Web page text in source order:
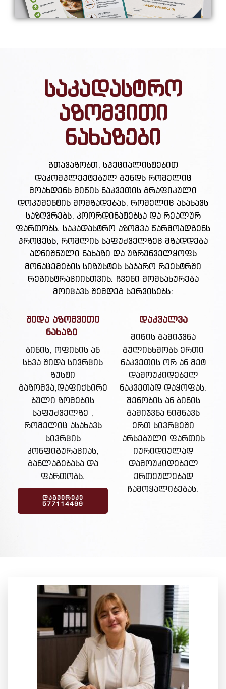
საკადასტრო
აზომვითი
ნახაზები
გთავაზობთ, სპეციალისტებით
დაკომპლექტებულ გუნდს რომელიც
მოახდენს მიწის ნაკვეთის გრაფიკული
დოკუმენტის მომზადებას, რომელიც ასახავს
საზღვრებს, კოორდინატებსა და რეალურ
ფართობს. საკადასტრო აზომვა წარმოადგენს
პროცესს, რომლის საფუძველზეც მზადდება
აღნიშნული ნახაზი და უზრუნველყოფს
მონაცემების სიზუსტეს საჯარო რეესტრში
რეგისტრაციისთვის. ჩვენი მომსახურება
მოიცავს შემდეგ სერვისებს:
შიდა აზომვითი
ნახაზი
ბინის, ოფისის ან
სხვა შიდა სივრცის
ზუსტი
გაზომვა,დაფიქსირე
ბული ზომების
საფუძველზე ,
რომელიც ასახავს
სივრცის
კონფიგურაციას,
განლაგებასა და
ფართობს.
ᲓᲐᲒᲕᲘᲠᲔᲙᲔ
577114499
დაკვალვა
მიწის გამიჯვნა
გულისხმობს ერთი
ნაკვეთის ორ ან მეტ
დამოუკიდებელ
ნაკვეთად დაყოფას.
შენობის ან ბინის
გამიჯვნა ნიშნავს
ერთ სივრცეში
არსებული ფართის
იურიდიულად
დამოუკიდებელ
ერთეულებად
ჩამოყალიბებას.